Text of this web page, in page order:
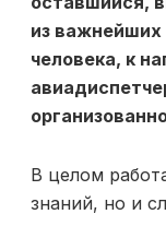
из важнейших
человека, к
В целом
знаний, но и